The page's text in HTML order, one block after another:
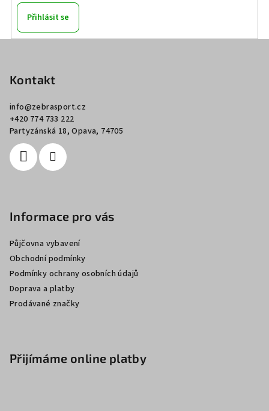
Přihlásit se
Kontakt
info@zebrasport.cz
+420 774 733 222
Partyzánská 18, Opava, 74705
Informace pro vás
Půjčovna vybavení
Obchodní podmínky
Podmínky ochrany osobních údajů
Doprava a platby
Prodávané značky
Přijímáme online platby